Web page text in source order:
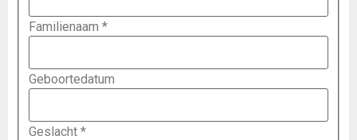
Familienaam *
Geboortedatum
Geslacht *